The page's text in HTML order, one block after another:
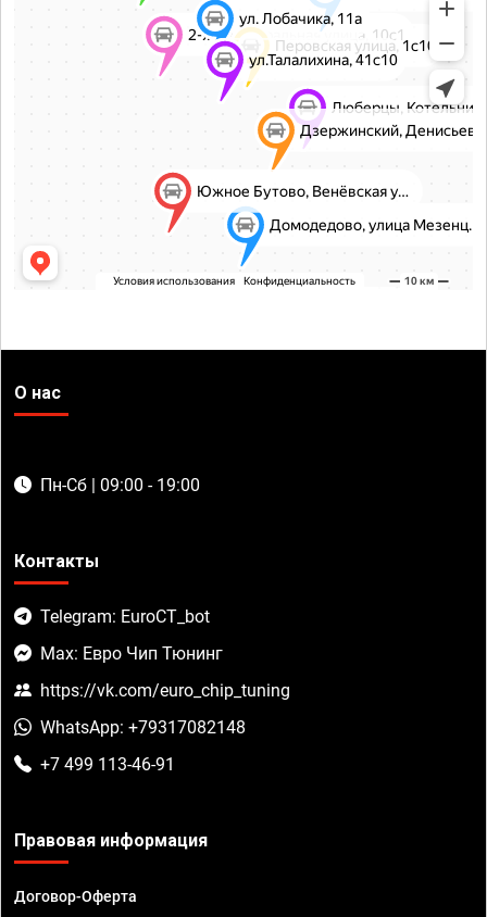
О нас
Пн-Сб | 09:00 - 19:00
Контакты
Telegram: EuroCT_bot
Max: Евро Чип Тюнинг
https://vk.com/euro_chip_tuning
WhatsApp: +79317082148
+7 499 113-46-91
Правовая информация
Договор-Оферта